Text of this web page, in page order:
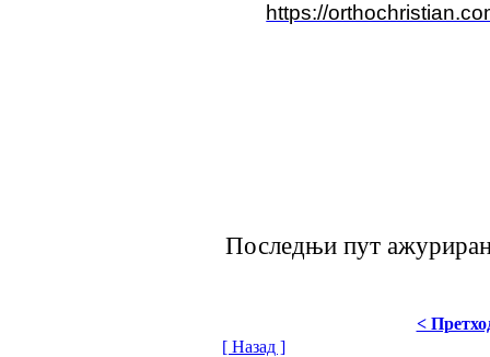
https://
Последњи пут
<
[ Назад ]